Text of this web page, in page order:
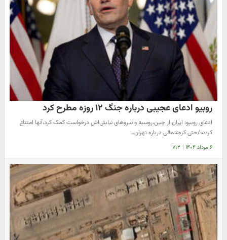
روبیو ادعای عجیبی درباره جنگ ۱۲ روزه مطرح کرد
ادعای روبیو: ایران از چین،روسیه و نیروهای نیابتی‌اش درخواست کمک کرد،آنها امتناع
کردند/حتی کره‌شمالی درباره تهران…
۶ مرداد ۱۴۰۴ | ۷:۲